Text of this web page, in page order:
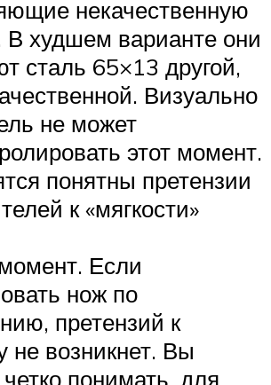
некачественную
В худшем варианте они
сталь 65×13 другой,
Визуально
не может
этот момент.
понятны претензии
к «мягкости»
Если
нож по
претензий к
не возникнет. Вы
понимать, для